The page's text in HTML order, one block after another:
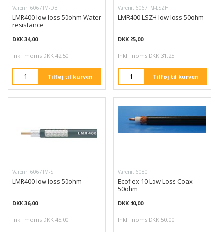
Varenr. 6067TM-DB
LMR400 low loss 50ohm Water
resistance
DKK 34,00
Inkl. moms DKK 42,50
Tilføj til kurven
Varenr. 6067TM-LSZH
LMR400 LSZH low loss 50ohm
DKK 25,00
Inkl. moms DKK 31,25
Tilføj til kurven
Varenr. 6067TM-S
LMR400 low loss 50ohm
DKK 36,00
Inkl. moms DKK 45,00
Varenr. 6080
Ecoflex 10 Low Loss Coax
50ohm
DKK 40,00
Inkl. moms DKK 50,00